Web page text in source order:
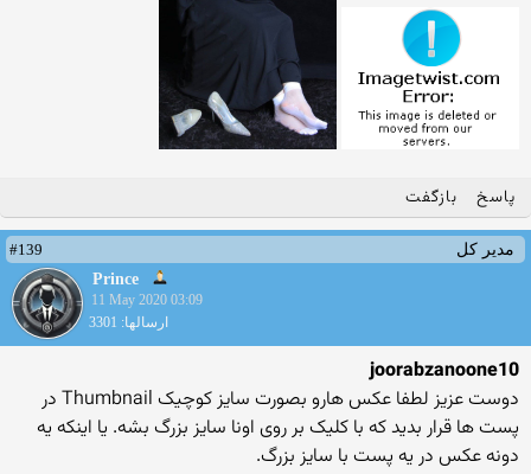
پاسخ بازگفت
مدیر کل
#139
Prince
11 May 2020 03:09
ارسالها: 3301
joorabzanoone10
دوست عزیز لطفا عکس هارو بصورت سایز کوچیک Thumbnail در
پست ها قرار بدید که با کلیک بر روی اونا سایز بزرگ بشه. یا اینکه یه
دونه عکس در یه پست با سایز بزرگ.